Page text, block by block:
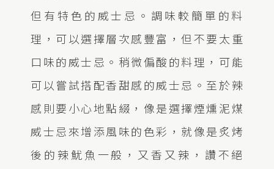
但有特色的威士忌。調味較簡單的料
理，可以選擇層次感豐富，但不要太重
口味的威士忌。稍微偏酸的料理，可能
可以嘗試搭配香甜感的威士忌。至於辣
感則要小心地點綴，像是選擇煙燻泥煤
威士忌來增添風味的色彩，就像是炙烤
後的辣魷魚一般，又香又辣，讚不絕